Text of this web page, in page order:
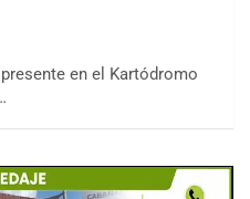
en el Kartódromo